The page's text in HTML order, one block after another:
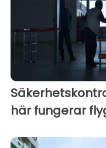
här fungerar